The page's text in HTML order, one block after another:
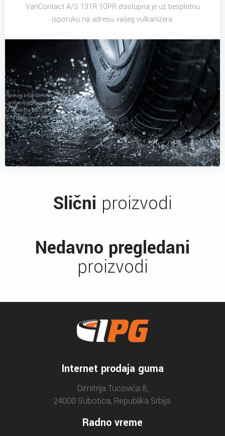
VanContact A/S 131R 10PR dostupna je uz besplatnu
isporuku na adresu vašeg vulkanizera.
Slični proizvodi
Nedavno pregledani
proizvodi
Internet prodaja guma
Dimitrija Tucovića 8,
24000 Subotica, Republika Srbija.
Radno vreme